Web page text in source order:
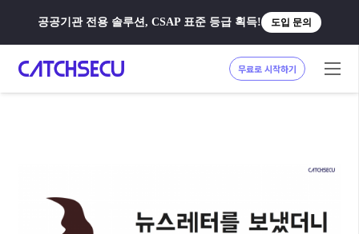
공공기관 전용 솔루션, CSAP 표준 등급 획득! 도입 문의
무료로 시작하기